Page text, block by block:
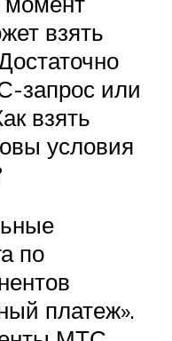
взять
запрос или
взять
условия
по
платеж».